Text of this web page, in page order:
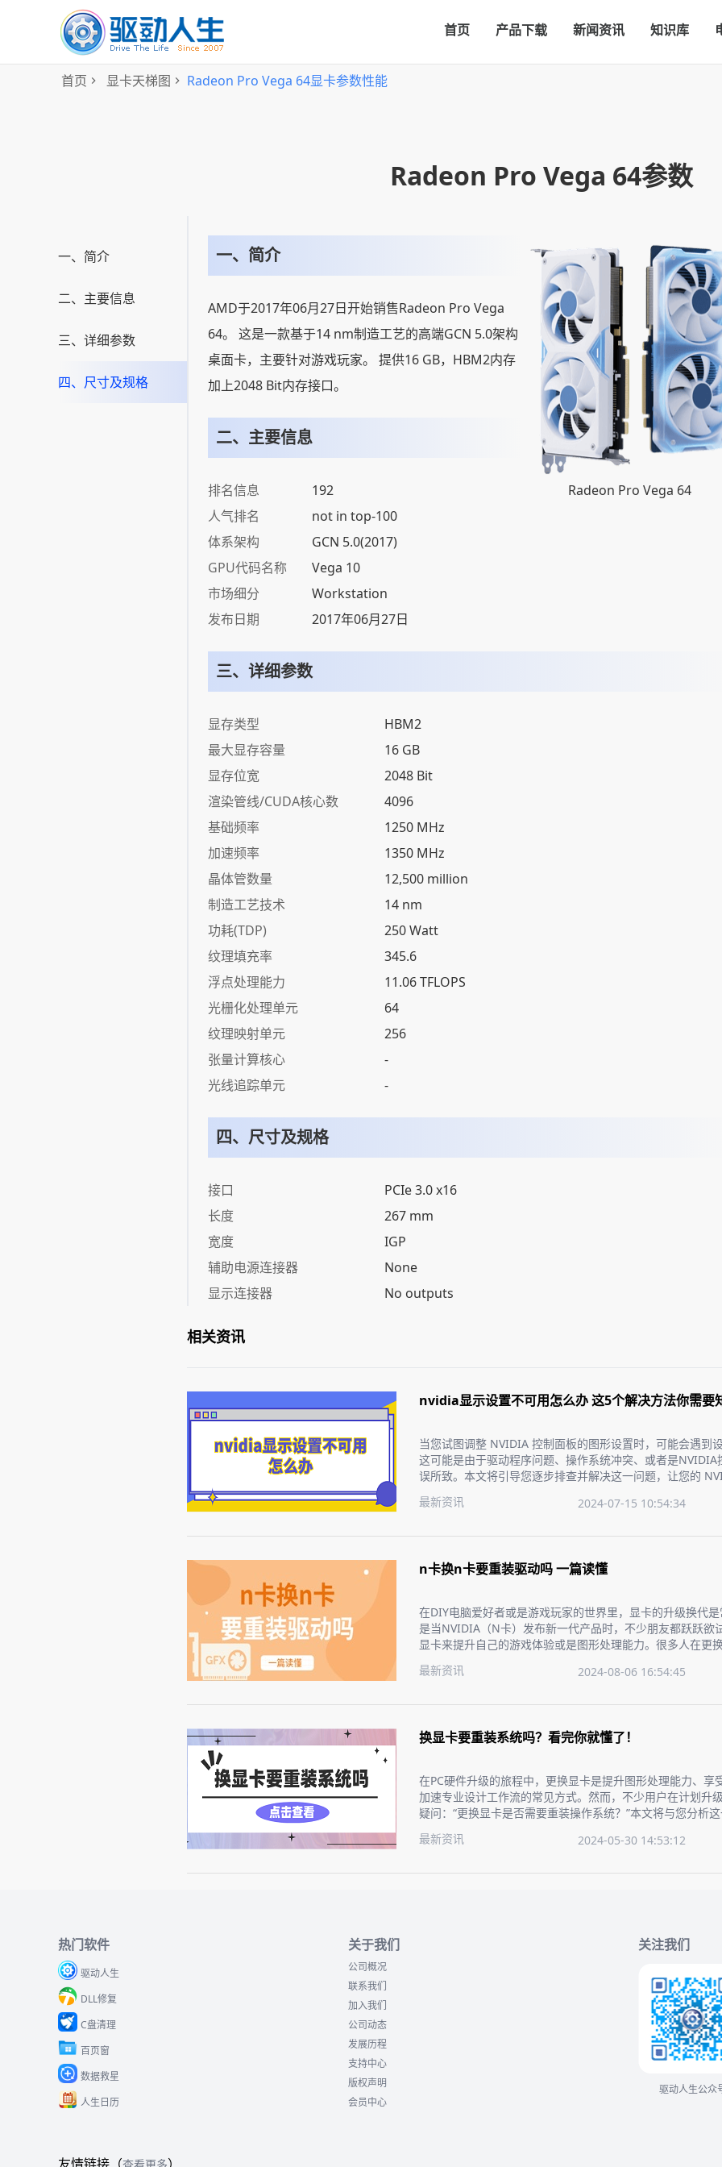
首页 产品下载 新闻资讯 知识库
首页 显卡天梯图 Radeon Pro Vega 64显卡参数性能
Radeon Pro Vega 64参数
一、简介
二、主要信息
三、详细参数
四、尺寸及规格
一、简介
AMD于2017年06月27日开始销售Radeon Pro Vega
64。 这是一款基于14 nm制造工艺的高端GCN 5.0架构
桌面卡，主要针对游戏玩家。 提供16 GB，HBM2内存
加上2048 Bit内存接口。
二、主要信息
排名信息
192
人气排名
not in top-100
体系架构
GCN 5.0(2017)
GPU代码名称
Vega 10
市场细分
Workstation
发布日期
2017年06月27日
Radeon Pro Vega 64
三、详细参数
显存类型
HBM2
最大显存容量
16 GB
显存位宽
2048 Bit
渲染管线/CUDA核心数
4096
基础频率
1250 MHz
加速频率
1350 MHz
晶体管数量
12,500 million
制造工艺技术
14 nm
功耗(TDP)
250 Watt
纹理填充率
345.6
浮点处理能力
11.06 TFLOPS
光栅化处理单元
64
纹理映射单元
256
张量计算核心
-
光线追踪单元
-
四、尺寸及规格
接口
PCIe 3.0 x16
长度
267 mm
宽度
IGP
辅助电源连接器
None
显示连接器
No outputs
相关资讯
nvidia显示设置不可用怎么办 这5个解决方法你需要
当您试图调整 NVIDIA 控制面板的图形设置时，可能会遇到
这可能是由于驱动程序问题、操作系统冲突、或者是NVIDIA
误所致。本文将引导您逐步排查并解决这一问题，让您的
最新资讯 2024-07-15 10:54:34
n卡换n卡要重装驱动吗 一篇读懂
在DIY电脑爱好者或是游戏玩家的世界里，显卡的升级换代
是当NVIDIA（N卡）发布新一代产品时，不少朋友都跃跃欲
显卡来提升自己的游戏体验或是图形处理能力。很多人在更
手，无忧升级。
最新资讯 2024-08-06 16:54:45
换显卡要重装系统吗？看完你就懂了！
在PC硬件升级的旅程中，更换显卡是提升图形处理能力、享
加速专业设计工作流的常见方式。然而，不少用户在计划升
疑问：“更换显卡是否需要重装操作系统？”本文将与您分析
最新资讯 2024-05-30 14:53:12
热门软件
驱动人生
DLL修复
C盘清理
百页窗
数据救星
人生日历
关于我们
公司概况
联系我们
加入我们
公司动态
发展历程
支持中心
版权声明
会员中心
关注我们
驱动人生公众